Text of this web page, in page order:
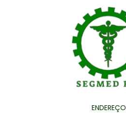
ENDEREÇO